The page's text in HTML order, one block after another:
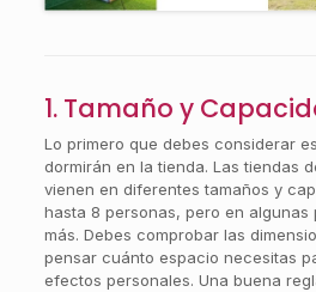
1. Tamaño y
Lo primero que debes considerar
dormirán en la tienda. Las tiendas
vienen en diferentes tamaños y
hasta 8 personas, pero en algunas
más. Debes comprobar las
pensar cuánto espacio necesitas
efectos personales. Una buena